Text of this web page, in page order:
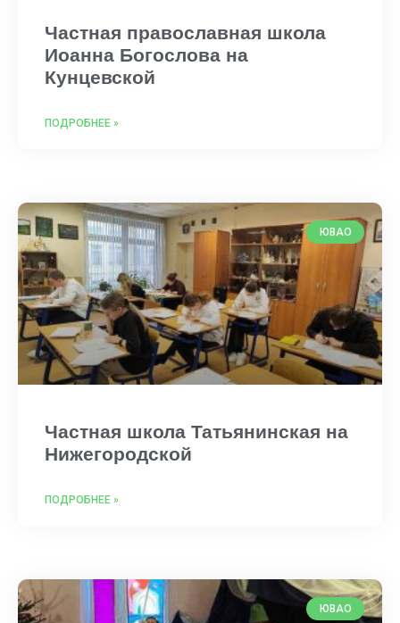
Частная православная школа
Иоанна Богослова на
Кунцевской
ПОДРОБНЕЕ »
ЮВАО
Частная школа Татьянинская на
Нижегородской
ПОДРОБНЕЕ »
ЮВАО